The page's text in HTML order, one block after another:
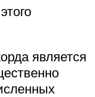
является